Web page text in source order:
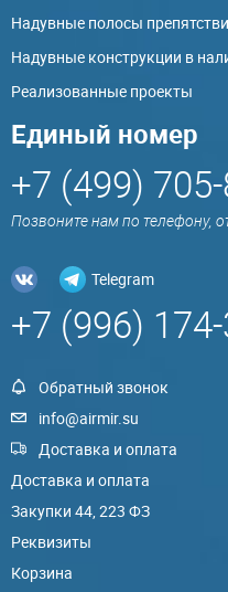
Надувные полосы
Надувные конструкции в
Реализованные проекты
Единый номер
+7 (499)
Позвоните нам по телефону,
Telegram
+7 (996)
Обратный звонок
info@airmir.su
Доставка и оплата
Доставка и оплата
Закупки 44, 223 ФЗ
Реквизиты
Корзина